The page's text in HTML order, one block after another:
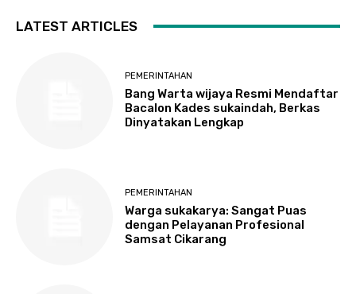
LATEST ARTICLES
PEMERINTAHAN
Bang Warta wijaya Resmi Mendaftar
Bacalon Kades sukaindah, Berkas
Dinyatakan Lengkap
PEMERINTAHAN
Warga sukakarya: Sangat Puas
dengan Pelayanan Profesional
Samsat Cikarang